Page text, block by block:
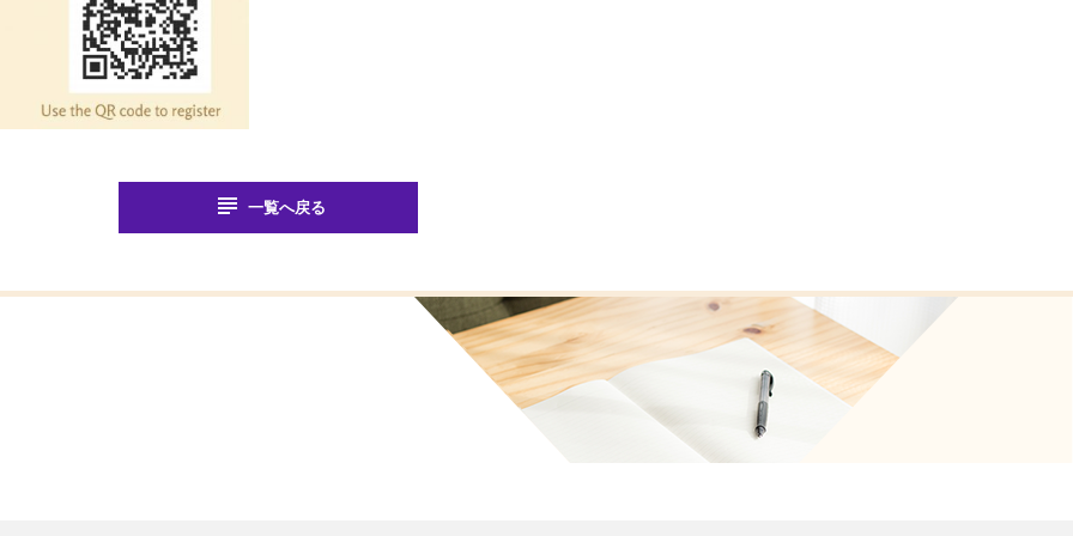
subject 一覧へ戻る